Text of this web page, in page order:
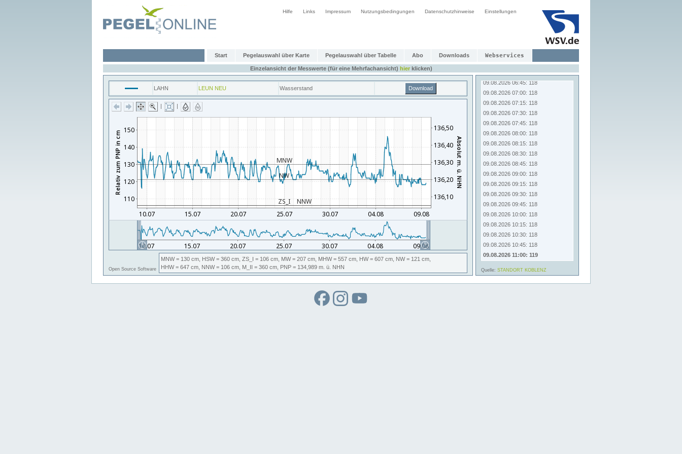
Hilfe Links Impressum Nutzungsbedingungen Datenschutzhinweise Einstellungen
Start Pegelauswahl über Karte Pegelauswahl über Tabelle Abo Downloads Webservices
Einzelansicht der Messwerte (für eine Mehrfachansicht) hierklicken)
LAHN LEUN NEU Wasserstand Download
| |
Open Source Software
MNW= 130 cm, HSW= 360 cm, ZS_I = 106 cm, MW= 207 cm, MHW= 557 cm, HW= 607 cm, NW= 121 cm,
HHW= 647 cm, NNW= 106 cm, M_II = 360 cm, PNP = 134,989 m. ü. NHN
09.08.2026 05:00: 118
09.08.2026 06:00: 118
09.08.2026 06:15: 118
09.08.2026 06:30: 118
09.08.2026 06:45: 118
09.08.2026 07:00: 118
09.08.2026 07:15: 118
09.08.2026 07:30: 118
09.08.2026 07:45: 118
09.08.2026 08:00: 118
09.08.2026 08:15: 118
09.08.2026 08:30: 118
09.08.2026 08:45: 118
09.08.2026 09:00: 118
09.08.2026 09:15: 118
09.08.2026 09:30: 118
09.08.2026 09:45: 118
09.08.2026 10:00: 118
09.08.2026 10:15: 118
09.08.2026 10:30: 118
09.08.2026 10:45: 118
09.08.2026 11:00: 119
Quelle: STANDORT KOBLENZ